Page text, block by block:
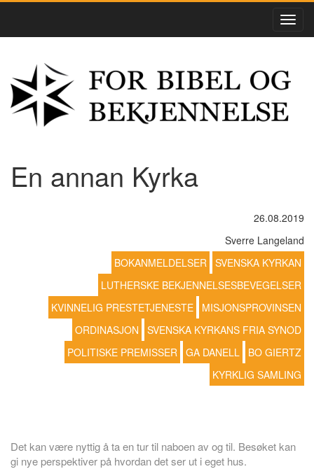
En annan Kyrka
26.08.2019
Sverre Langeland
BOKANMELDELSER SVENSKA KYRKAN
LUTHERSKE BEKJENNELSESBEVEGELSER
KVINNELIG PRESTETJENESTE
MISJONSPROVINSEN
ORDINASJON
SVENSKA KYRKANS FRIA SYNOD
POLITISKE PREMISSER GA DANELL
BO GIERTZ
KYRKLIG SAMLING
Det kan være nyttig å ta en tur til naboen av og til. Besøket kan
gi nye perspektiver på hvordan det ser ut i eget hus.